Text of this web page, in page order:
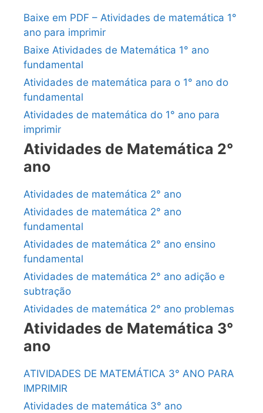
Baixe em PDF – Atividades de matemática 1°
ano para imprimir
Baixe Atividades de Matemática 1° ano
fundamental
Atividades de matemática para o 1° ano do
fundamental
Atividades de matemática do 1° ano para
imprimir
Atividades de Matemática 2°
ano
Atividades de matemática 2° ano
Atividades de matemática 2° ano
fundamental
Atividades de matemática 2° ano ensino
fundamental
Atividades de matemática 2° ano adição e
subtração
Atividades de matemática 2° ano problemas
Atividades de Matemática 3°
ano
ATIVIDADES DE MATEMÁTICA 3° ANO PARA
IMPRIMIR
Atividades de matemática 3° ano